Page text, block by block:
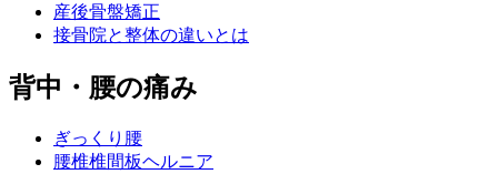
産後骨盤矯正
接骨院と整体の違いとは
背中・腰の痛み
ぎっくり腰
腰椎椎間板ヘルニア